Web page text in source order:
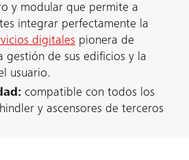
y modular que permite a
integrar perfectamente la
digitales pionera de
gestión de sus edificios y la
usuario.
compatible con todos los
y ascensores de terceros